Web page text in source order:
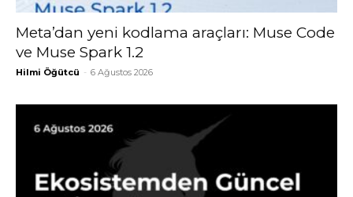
Meta’dan yeni kodlama araçları: Muse Code
ve Muse Spark 1.2
Hilmi Öğütcü - 6 Ağustos 2026